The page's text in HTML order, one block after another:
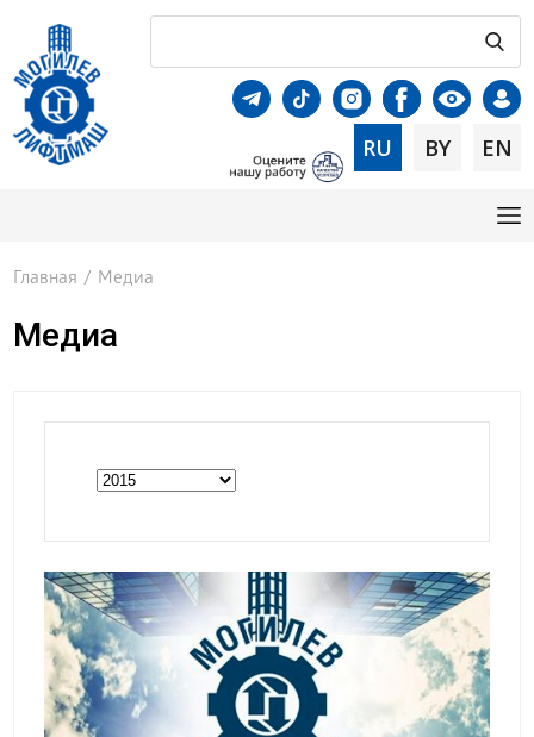
RU BY EN
Главная / Медиа
Медиа